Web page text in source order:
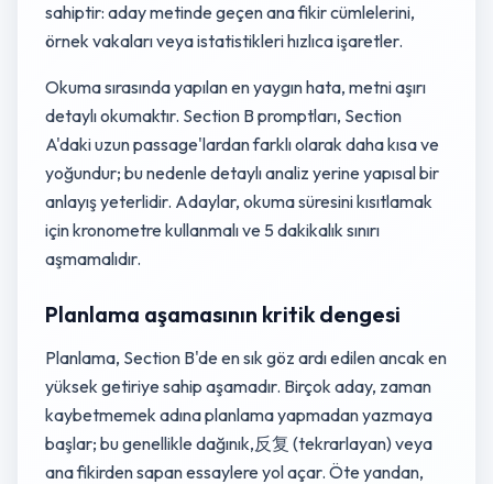
sahiptir: aday metinde geçen ana fikir cümlelerini,
örnek vakaları veya istatistikleri hızlıca işaretler.
Okuma sırasında yapılan en yaygın hata, metni aşırı
detaylı okumaktır. Section B promptları, Section
A'daki uzun passage'lardan farklı olarak daha kısa ve
yoğundur; bu nedenle detaylı analiz yerine yapısal bir
anlayış yeterlidir. Adaylar, okuma süresini kısıtlamak
için kronometre kullanmalı ve 5 dakikalık sınırı
aşmamalıdır.
Planlama aşamasının kritik dengesi
Planlama, Section B'de en sık göz ardı edilen ancak en
yüksek getiriye sahip aşamadır. Birçok aday, zaman
kaybetmemek adına planlama yapmadan yazmaya
başlar; bu genellikle dağınık,反复 (tekrarlayan) veya
ana fikirden sapan essaylere yol açar. Öte yandan,